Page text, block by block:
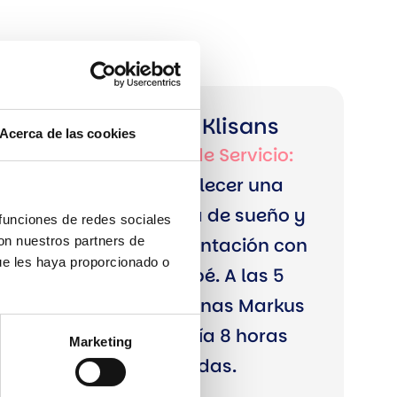
de las cookies
de redes sociales
nuestros partners de
les haya proporcionado o
Marketing
Astrid Klisans
S
l
u
Tipo de Servicio:
Establecer una
rutina de sueño y
alimentación con
el bebé. A las 5
semanas Markus
dormía 8 horas
seguidas.